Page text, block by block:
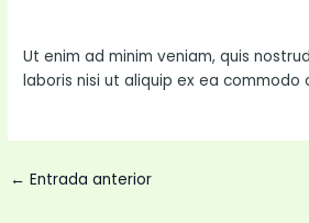
Ut enim ad minim veniam, quis
laboris nisi ut aliquip ex ea commodo
← Entrada anterior